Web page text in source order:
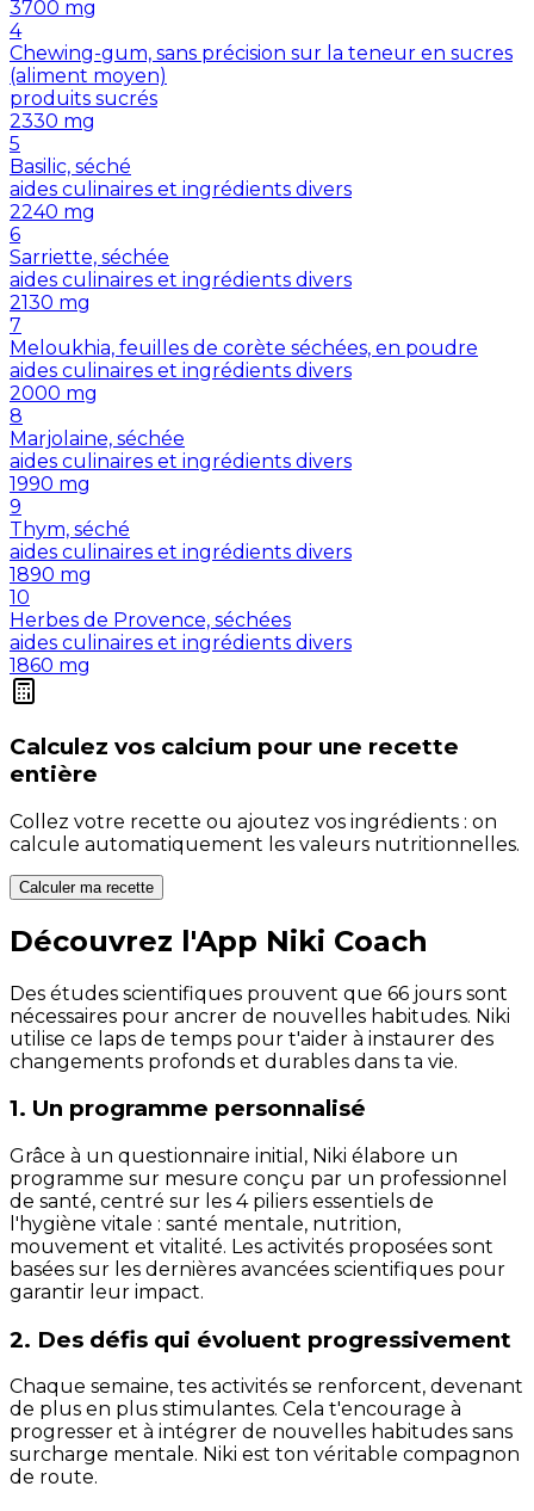
3700 mg
4
Chewing-gum, sans précision sur la teneur en sucres
(aliment moyen)
produits sucrés
2330 mg
5
Basilic, séché
aides culinaires et ingrédients divers
2240 mg
6
Sarriette, séchée
aides culinaires et ingrédients divers
2130 mg
7
Meloukhia, feuilles de corète séchées, en poudre
aides culinaires et ingrédients divers
2000 mg
8
Marjolaine, séchée
aides culinaires et ingrédients divers
1990 mg
9
Thym, séché
aides culinaires et ingrédients divers
1890 mg
10
Herbes de Provence, séchées
aides culinaires et ingrédients divers
1860 mg
Calculez vos calcium pour une recette
entière
Collez votre recette ou ajoutez vos ingrédients : on
calcule automatiquement les valeurs nutritionnelles.
Calculer ma recette
Découvrez l'App Niki Coach
Des études scientifiques prouvent que 66 jours sont
nécessaires pour ancrer de nouvelles habitudes. Niki
utilise ce laps de temps pour t'aider à instaurer des
changements profonds et durables dans ta vie.
1. Un programme personnalisé
Grâce à un questionnaire initial, Niki élabore un
programme sur mesure conçu par un professionnel
de santé, centré sur les 4 piliers essentiels de
l'hygiène vitale : santé mentale, nutrition,
mouvement et vitalité. Les activités proposées sont
basées sur les dernières avancées scientifiques pour
garantir leur impact.
2. Des défis qui évoluent progressivement
Chaque semaine, tes activités se renforcent, devenant
de plus en plus stimulantes. Cela t'encourage à
progresser et à intégrer de nouvelles habitudes sans
surcharge mentale. Niki est ton véritable compagnon
de route.